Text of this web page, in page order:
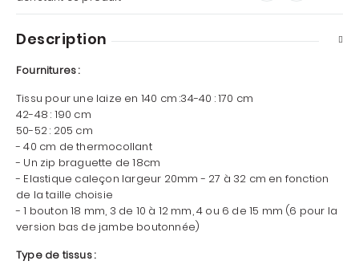
Description
Fournitures :
Tissu pour une laize en 140 cm :34-40 : 170 cm
42-48 : 190 cm
50-52 : 205 cm
- 40 cm de thermocollant
- Un zip braguette de 18cm
- Elastique caleçon largeur 20mm - 27 à 32 cm en fonction
de la taille choisie
- 1 bouton 18 mm, 3 de 10 à 12 mm, 4 ou 6 de 15 mm (6 pour la
version bas de jambe boutonnée)
Type de tissus :